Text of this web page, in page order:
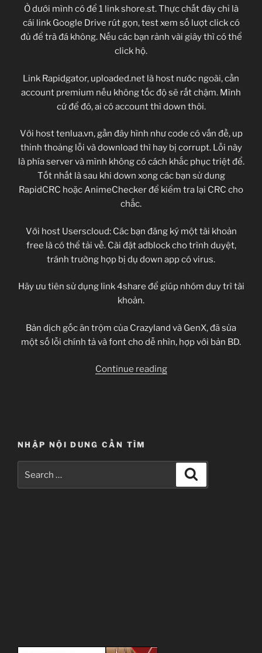
Ở dưới mình có để 1 link shore.st. Thực chất đây chỉ là
cái link Google Drive rút gọn, test xem số lượt click có
đủ để trà đá không. Nếu các bạn rảnh vài giây thì có thể
click hộ.
Link Rapidgator, uploaded.net là host nước ngoài, cần
account premium nếu không tốc độ sẽ rất chậm. Mình
cứ để đó, ai có account thì down thôi.
Với host tenlua.vn, gần đây hình như code có vấn đề, up
thỉnh thoảng lỗi và download thì hay bị corrupt. Lỗi này
là phía server và mình không có cách khắc phục triệt để.
Tốt nhất là sau khi down xong các bạn sử dung
RapidCRC hoặc AnimeChecker để kiểm tra lại CRC cho
chắc.
Với host Userscloud: Các bạn đăng ký một tài khoản
free là có thể tải về. Cài đặt adblock cho trình duyệt,
tránh trường hợp bị dụ down app có virus.
Hãy ưu tiên sử dụng link 4share để giúp nhóm duy trì tài
khoản.
Bản dịch gốc ăn trộm của Crazyland và GenX, đã sửa
một số lỗi chính tả và font cho dễ nhìn, hợp với bản BD.
Continue reading“Ikoku
1080p
NHẬP NỘI DUNG CẦN TÌM